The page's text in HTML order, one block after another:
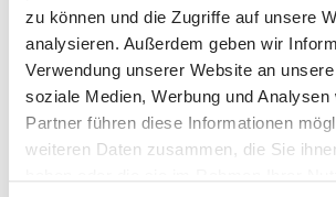
zu können und die Zugriffe auf unsere
analysieren. Außerdem geben wir
Verwendung unserer Website an
soziale Medien, Werbung und Analysen
Partner führen diese Informationen
weiteren Daten zusammen, die Sie
Lebensgeschichte und der
gefordert, selbst
Herr Kommissar ist, der ihr auf
Tritt folgt.